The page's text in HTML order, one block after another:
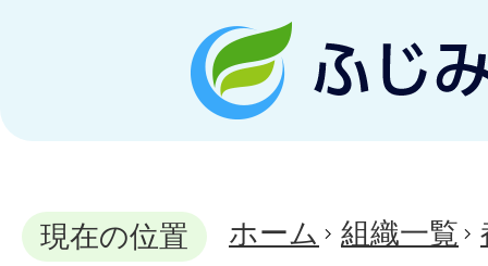
現在の位置 ホーム 組織一覧